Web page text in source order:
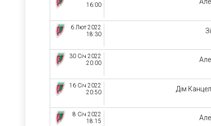
16:00
6 Лют 2022
18:30
30 Січ 2022
20:00
16 Січ 2022
20:50
Дім
8 Січ 2022
18:15